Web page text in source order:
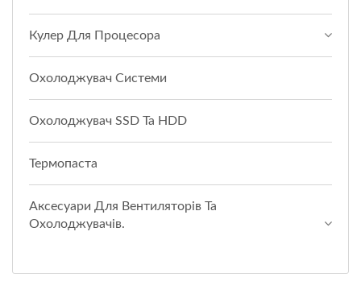
Кулер Для Процесора
Охолоджувач Системи
Охолоджувач SSD Та HDD
Термопаста
Аксесуари Для Вентиляторів Та
Охолоджувачів.